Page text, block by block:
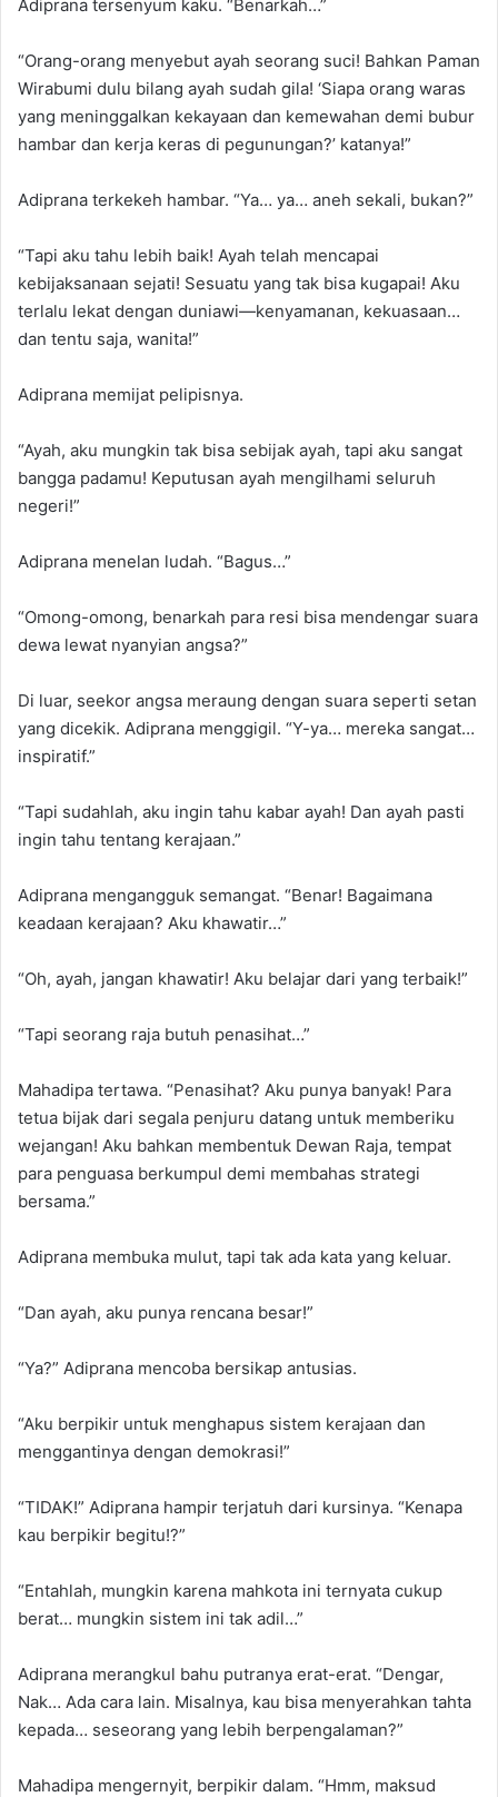
Adiprana tersenyum kaku. “Benarkah…”
“Orang-orang menyebut ayah seorang suci! Bahkan Paman
Wirabumi dulu bilang ayah sudah gila! ‘Siapa orang waras
yang meninggalkan kekayaan dan kemewahan demi bubur
hambar dan kerja keras di pegunungan?’ katanya!”
Adiprana terkekeh hambar. “Ya… ya… aneh sekali, bukan?”
“Tapi aku tahu lebih baik! Ayah telah mencapai
kebijaksanaan sejati! Sesuatu yang tak bisa kugapai! Aku
terlalu lekat dengan duniawi—kenyamanan, kekuasaan…
dan tentu saja, wanita!”
Adiprana memijat pelipisnya.
“Ayah, aku mungkin tak bisa sebijak ayah, tapi aku sangat
bangga padamu! Keputusan ayah mengilhami seluruh
negeri!”
Adiprana menelan ludah. “Bagus…”
“Omong-omong, benarkah para resi bisa mendengar suara
dewa lewat nyanyian angsa?”
Di luar, seekor angsa meraung dengan suara seperti setan
yang dicekik. Adiprana menggigil. “Y-ya… mereka sangat…
inspiratif.”
“Tapi sudahlah, aku ingin tahu kabar ayah! Dan ayah pasti
ingin tahu tentang kerajaan.”
Adiprana mengangguk semangat. “Benar! Bagaimana
keadaan kerajaan? Aku khawatir…”
“Oh, ayah, jangan khawatir! Aku belajar dari yang terbaik!”
“Tapi seorang raja butuh penasihat…”
Mahadipa tertawa. “Penasihat? Aku punya banyak! Para
tetua bijak dari segala penjuru datang untuk memberiku
wejangan! Aku bahkan membentuk Dewan Raja, tempat
para penguasa berkumpul demi membahas strategi
bersama.”
Adiprana membuka mulut, tapi tak ada kata yang keluar.
“Dan ayah, aku punya rencana besar!”
“Ya?” Adiprana mencoba bersikap antusias.
“Aku berpikir untuk menghapus sistem kerajaan dan
menggantinya dengan demokrasi!”
“TIDAK!” Adiprana hampir terjatuh dari kursinya. “Kenapa
kau berpikir begitu!?”
“Entahlah, mungkin karena mahkota ini ternyata cukup
berat… mungkin sistem ini tak adil…”
Adiprana merangkul bahu putranya erat-erat. “Dengar,
Nak… Ada cara lain. Misalnya, kau bisa menyerahkan tahta
kepada… seseorang yang lebih berpengalaman?”
Mahadipa mengernyit, berpikir dalam. “Hmm, maksud